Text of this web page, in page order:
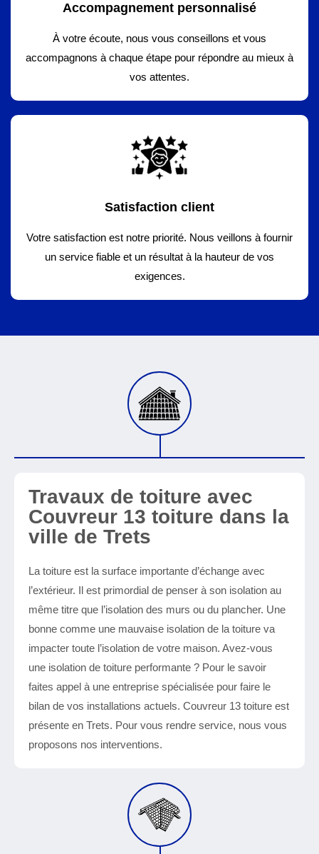
Accompagnement personnalisé
À votre écoute, nous vous conseillons et vous
accompagnons à chaque étape pour répondre au mieux à
vos attentes.
Satisfaction client
Votre satisfaction est notre priorité. Nous veillons à fournir
un service fiable et un résultat à la hauteur de vos
exigences.
Travaux de toiture avec
Couvreur 13 toiture dans la
ville de Trets
La toiture est la surface importante d’échange avec
l’extérieur. Il est primordial de penser à son isolation au
même titre que l’isolation des murs ou du plancher. Une
bonne comme une mauvaise isolation de la toiture va
impacter toute l’isolation de votre maison. Avez-vous
une isolation de toiture performante ? Pour le savoir
faites appel à une entreprise spécialisée pour faire le
bilan de vos installations actuels. Couvreur 13 toiture est
présente en Trets. Pour vous rendre service, nous vous
proposons nos interventions.